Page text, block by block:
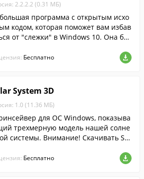
2.2.2.2 (0.31 МБ)
программа с открытым исхо
кодом, которая поможет вам избав
от "слежки" в Windows 10. Она бы
отвечающие за отслежи
Бесплатно
System 3D
1.0 (11.36 МБ)
для ОС Windows, показыва
трехмерную модель нашей солне
системы. Внимание! Скачивать Sol
ежедневно сканируются анти
Бесплатно